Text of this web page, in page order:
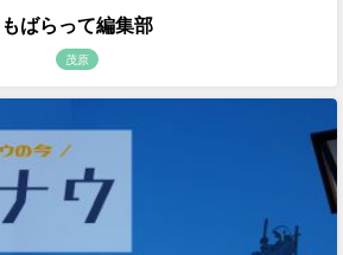
もばらって編集部
茂原